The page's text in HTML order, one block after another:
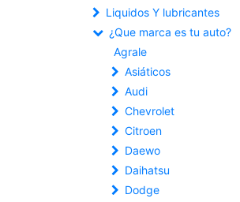
Liquidos Y lubricantes
¿Que marca es tu auto?
Agrale
Asiáticos
Audi
Chevrolet
Citroen
Daewo
Daihatsu
Dodge